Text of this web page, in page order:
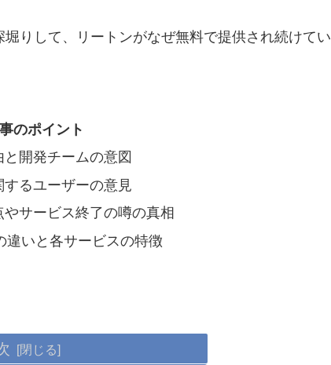
りして、リートンがなぜ無料で提供され続けてい
のポイント
開発チームの意図
るユーザーの意見
サービス終了の噂の真相
違いと各サービスの特徴